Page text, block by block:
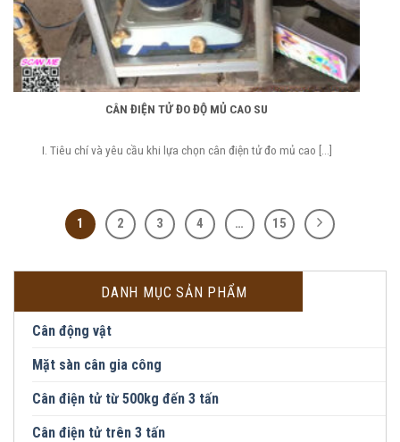
CÂN ĐIỆN TỬ ĐO ĐỘ MỦ CAO SU
I. Tiêu chí và yêu cầu khi lựa chọn cân điện tử đo mủ cao [...]
1 2 3 4 … 15
DANH MỤC SẢN PHẨM
Cân động vật
Mặt sàn cân gia công
Cân điện tử từ 500kg đến 3 tấn
Cân điện tử trên 3 tấn